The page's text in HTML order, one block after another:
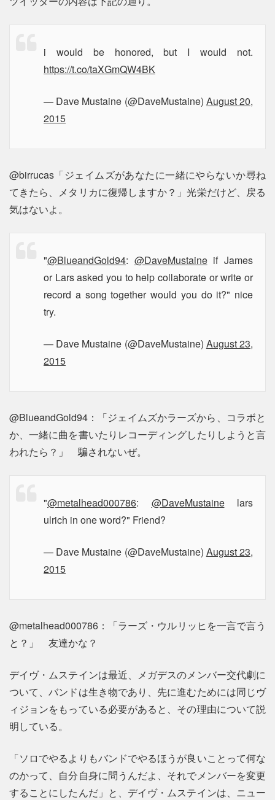
i would be honored, but I would not.
https://t.co/taXGmQW4BK
— Dave Mustaine (@DaveMustaine) August 20,
2015
@birrucas「ジェイムズがあなたに一緒にやらないか尋ね
てきたら、メタリカに復帰しますか？」光栄だけど、戻る
気はないよ。
"@BlueandGold94: @DaveMustaineif James
or Lars asked you to help collaborate or write or
record a song together would you do it?" nice
try.
— Dave Mustaine (@DaveMustaine) August 23,
2015
@BlueandGold94：「ジェイムズかラーズから、コラボと
か、一緒に曲を書いたりレコーディングしたりしようと言
われたら？」 騙されないぜ。
"@metalhead000786: @DaveMustainelars
ulrich in one word?" Friend?
— Dave Mustaine (@DaveMustaine) August 23,
2015
@metalhead000786：「ラーズ・ウルリッヒを一言で言う
と？」 友達かな？
デイヴ・ムステインは最近、メガデスのメンバー交代劇に
ついて、バンドは生き物であり、先に進むためには同じヴ
ィジョンをもっている必要があると、その理由について説
明している。
「ソロでやるよりもバンドでやるほうが良いことって何な
のかって、自分自身に問うんだよ、それでメンバーを変更
することにしたんだ」と、デイヴ・ムステインは、ニュー